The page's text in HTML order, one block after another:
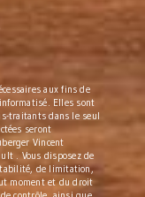
aux fins de
Elles sont
traitants dans le seul
seront
Vincent
. Vous disposez de
de limitation,
moment et du droit